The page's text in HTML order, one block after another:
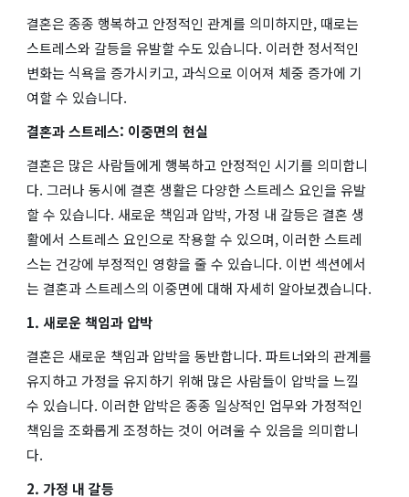
결혼은 종종 행복하고 안정적인 관계를 의미하지만, 때로는
스트레스와 갈등을 유발할 수도 있습니다. 이러한 정서적인
변화는 식욕을 증가시키고, 과식으로 이어져 체중 증가에 기
여할 수 있습니다.
결혼과 스트레스: 이중면의 현실
결혼은 많은 사람들에게 행복하고 안정적인 시기를 의미합니
다. 그러나 동시에 결혼 생활은 다양한 스트레스 요인을 유발
할 수 있습니다. 새로운 책임과 압박, 가정 내 갈등은 결혼 생
활에서 스트레스 요인으로 작용할 수 있으며, 이러한 스트레
스는 건강에 부정적인 영향을 줄 수 있습니다. 이번 섹션에서
는 결혼과 스트레스의 이중면에 대해 자세히 알아보겠습니다.
1. 새로운 책임과 압박
결혼은 새로운 책임과 압박을 동반합니다. 파트너와의 관계를
유지하고 가정을 유지하기 위해 많은 사람들이 압박을 느낄
수 있습니다. 이러한 압박은 종종 일상적인 업무와 가정적인
책임을 조화롭게 조정하는 것이 어려울 수 있음을 의미합니
다.
2. 가정 내 갈등